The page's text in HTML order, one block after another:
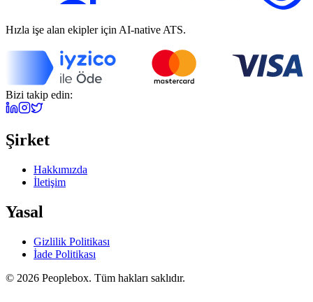
Hızla işe alan ekipler için AI-native ATS.
Bizi takip edin:
Şirket
Hakkımızda
İletişim
Yasal
Gizlilik Politikası
İade Politikası
© 2026 Peoplebox. Tüm hakları saklıdır.